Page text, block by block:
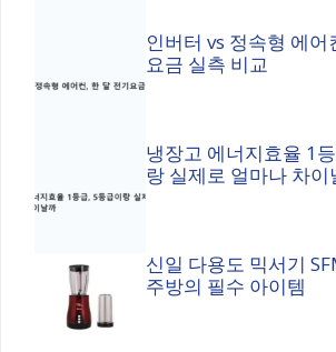
인버터 vs 정속형 에어
요금 실측 비교
냉장고 에너지효율 1
랑 실제로 얼마나 차이
신일 다용도 믹서기
주방의 필수 아이템